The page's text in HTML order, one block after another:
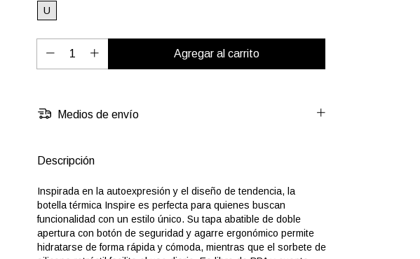
U
Medios de envío
Descripción
Inspirada en la autoexpresión y el diseño de tendencia, la
botella térmica Inspire es perfecta para quienes buscan
funcionalidad con un estilo único. Su tapa abatible de doble
apertura con botón de seguridad y agarre ergonómico permite
hidratarse de forma rápida y cómoda, mientras que el sorbete de